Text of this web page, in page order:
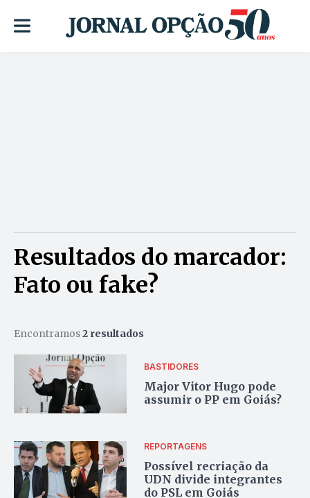
Resultados do marcador:
Fato ou fake?
Encontramos2 resultados
BASTIDORES
Major Vitor Hugo pode
assumir o PP em Goiás?
REPORTAGENS
Possível recriação da
UDN divide integrantes
do PSL em Goiás